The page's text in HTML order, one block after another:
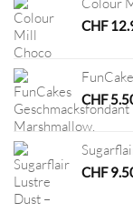
CHF
CHF
CHF